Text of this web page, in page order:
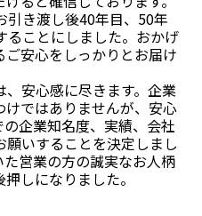
引き渡し後40年目、50年
ることにしました。おかげ
安心をしっかりとお届け
安心感に尽きます。企業
ではありませんが、安心
企業知名度、実績、会社
いすることを決定しまし
営業の方の誠実なお人柄
しになりました。